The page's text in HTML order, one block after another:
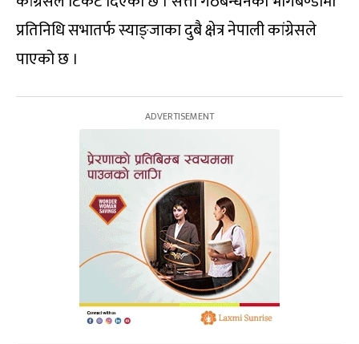
प्रतिनिधि सभातर्फ स्याङ्जाका दुबै क्षेत्र नेपाली कांग्रेसले
पाएको छ ।